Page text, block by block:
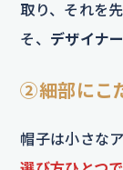
取り、それを
そ、 デザイナ
②細部にこ
帽子は小さな